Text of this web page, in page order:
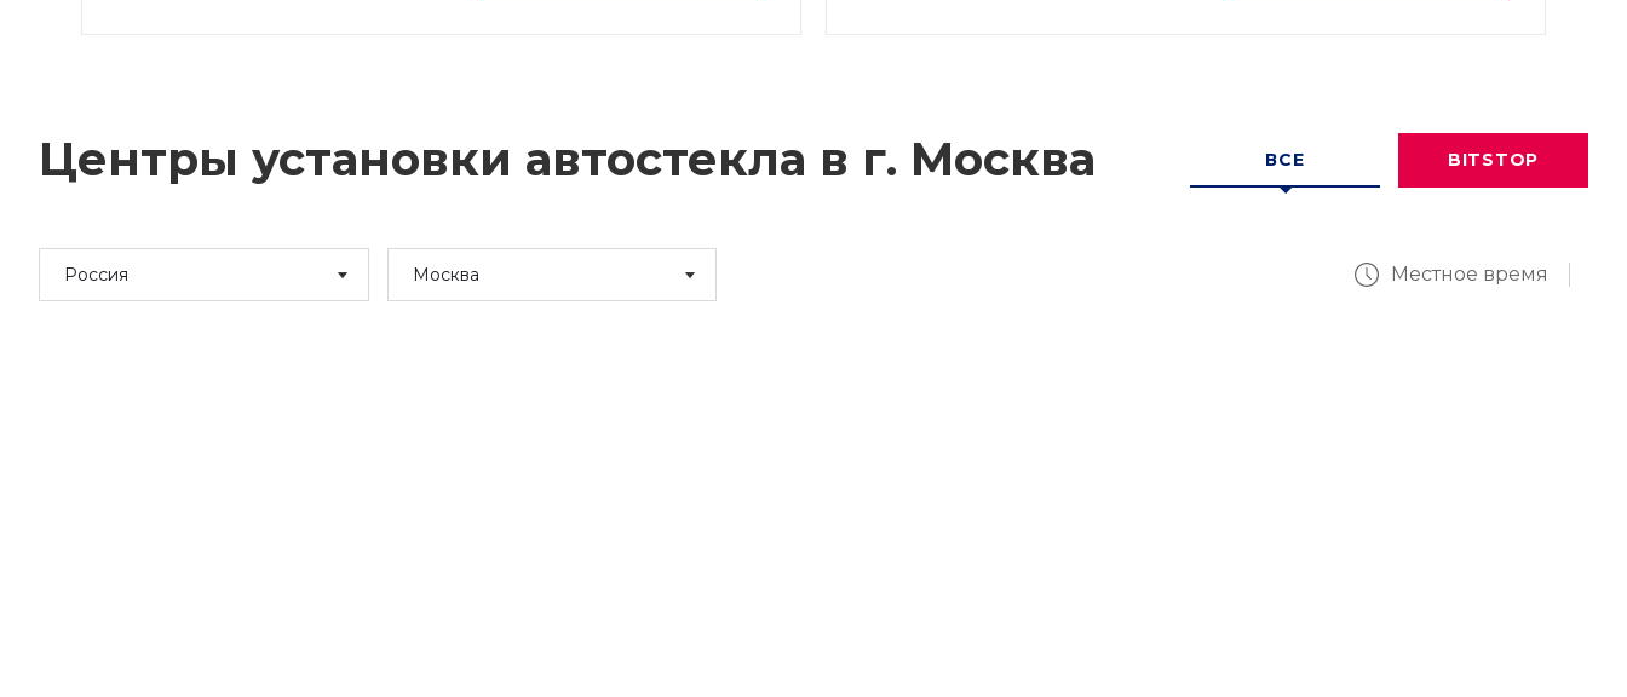
Центры установки автостекла в г. Москва ВСЕ BITSTOP
Россия Москва Местное время